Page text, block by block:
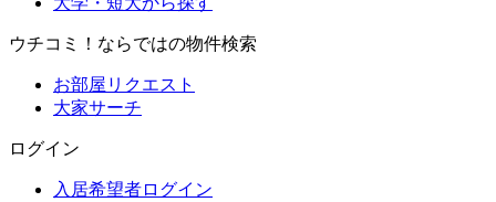
ウチコミ！ならではの物件検索
お部屋リクエスト
大家サーチ
ログイン
入居希望者ログイン